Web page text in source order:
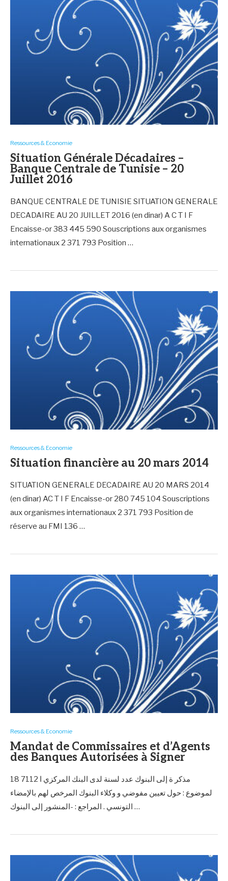
Ressources & Economie
Situation Générale Décadaires –
Banque Centrale de Tunisie – 20
Juillet 2016
BANQUE CENTRALE DE TUNISIE SITUATION GENERALE
DECADAIRE AU 20 JUILLET 2016 (en dinar) A C T I F
Encaisse-or 383 445 590 Souscriptions aux organismes
internationaux 2 371 793 Position …
Ressources & Economie
Situation financière au 20 mars 2014
SITUATION GENERALE DECADAIRE AU 20 MARS 2014
(en dinar) AC T I F Encaisse-or 280 745 104 Souscriptions
aux organismes internationaux 2 371 793 Position de
réserve au FMI 136 …
Ressources & Economie
Mandat de Commissaires et d’Agents
des Banques Autorisées à Signer
18 7112 مذكر ة إلى البنوك عدد لسنة لدى البنك المركزي ا
لموضوع : حول تعيين مفوضي و وكلاء البنوك المرخص لهم بالإمضاء
التونسي . المراجع : -المنشور إلى البنوك …